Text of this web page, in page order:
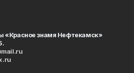
«Красное знамя Нефтекамск»